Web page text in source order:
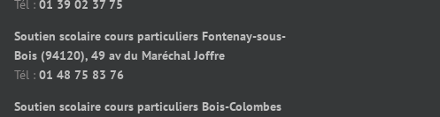
Tél :01 39 02 37 75
Soutien scolaire cours particuliers Fontenay-sous-
Bois (94120), 49 av du Maréchal Joffre
Tél :01 48 75 83 76
Soutien scolaire cours particuliers Bois-Colombes